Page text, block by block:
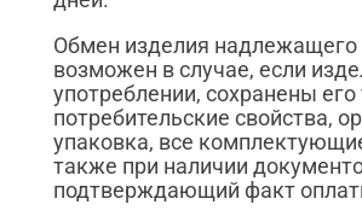
Обмен изделия надлежащего
возможен в случае, если
употреблении, сохранены
потребительские свойства,
упаковка, все
также при наличии
подтверждающий факт